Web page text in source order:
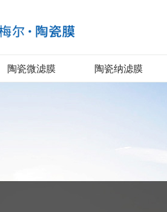
陶瓷微滤膜 陶瓷纳滤膜